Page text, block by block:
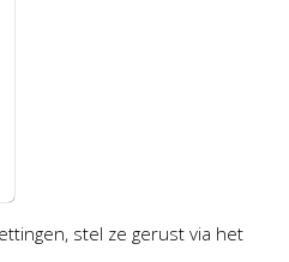
stel ze gerust via het